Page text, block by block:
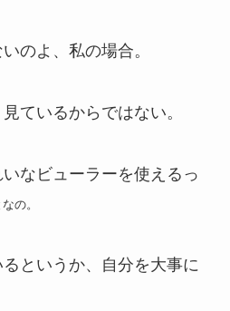
のよ、私の場合。
ているからではない。
なビューラーを使えるっ
の。
というか、自分を大事に